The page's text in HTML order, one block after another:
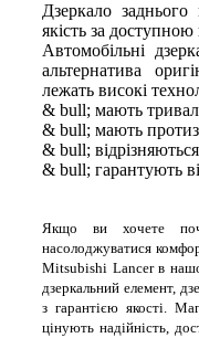
Дзеркало
якість за
Автомобільні
альтернатива
лежать високі
& bull; мають
& bull; мають
& bull;
& bull; гарантують
Якщо ви хочете
насолоджуватися
Mitsubishi Lancer в
дзеркальний елемент,
з гарантією якості.
цінують надійність,